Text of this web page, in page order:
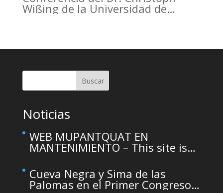
Wißing de la Universidad de
versus early modern humans:
pattern Buscar
Noticias
WEB MUPANTQUAT EN
MANTENIMIENTO – This site is
maintenance
Cueva Negra y Sima de las
Palomas en el Primer Congreso